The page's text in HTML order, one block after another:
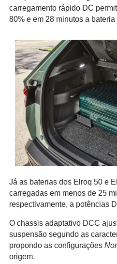
carregamento rápido DC
80% e em 28 minutos a bateria
Já as baterias dos Elroq 50 e
carregadas em menos de 25
respectivamente, a potências
O chassis adaptativo DCC
suspensão segundo as
propondo as configurações
origem.